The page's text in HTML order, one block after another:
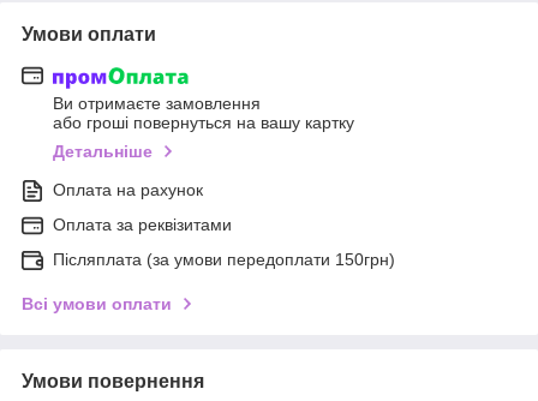
Умови оплати
Ви отримаєте замовлення
або гроші повернуться на вашу картку
Детальніше
Оплата на рахунок
Оплата за реквізитами
Післяплата (за умови передоплати 150грн)
Всі умови оплати
Умови повернення